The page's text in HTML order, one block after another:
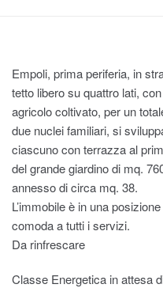
Empoli, prima periferia, in
tetto libero su quattro lati,
agricolo coltivato, per un
due nuclei familiari, si
ciascuno con terrazza al
del grande giardino di mq.
annesso di circa mq. 38.
L’immobile è in una
comoda a tutti i servizi.
Da rinfrescare
Classe Energetica in attesa